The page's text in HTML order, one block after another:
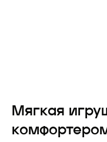
Мягкая